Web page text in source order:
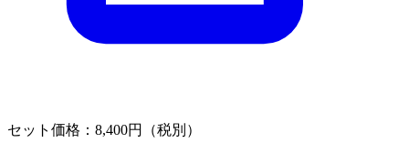
セット価格：8,400円（税別）